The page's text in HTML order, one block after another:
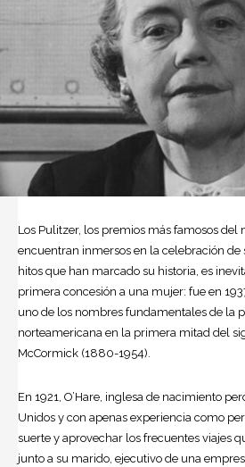
Los Pulitzer, los premios más famosos
encuentran inmersos en la celebración de
hitos que han marcado su historia, es
primera concesión a una mujer: fue en
uno de los nombres fundamentales de la
norteamericana en la primera mitad del
McCormick (1880-1954).
En 1921, O’Hare, inglesa de nacimiento
Unidos y con apenas experiencia como
suerte y aprovechar los frecuentes viajes
junto a su marido, ejecutivo de una